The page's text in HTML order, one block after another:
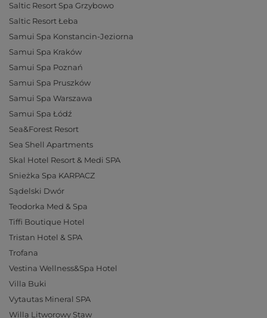
Saltic Resort Spa Grzybowo
Saltic Resort Łeba
Samui Spa Konstancin-Jeziorna
Samui Spa Kraków
Samui Spa Poznań
Samui Spa Pruszków
Samui Spa Warszawa
Samui Spa Łódź
Sea&Forest Resort
Sea Shell Apartments
Skal Hotel Resort & Medi SPA
Snieżka Spa KARPACZ
Sądelski Dwór
Teodorka Med & Spa
Tiffi Boutique Hotel
Tristan Hotel & SPA
Trofana
Vestina Wellness&Spa Hotel
Villa Buki
Vytautas Mineral SPA
Willa Litworowy Staw